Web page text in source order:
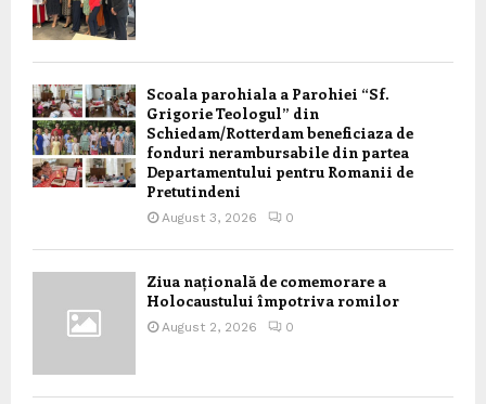
Scoala parohiala a Parohiei “Sf.
Grigorie Teologul” din
Schiedam/Rotterdam beneficiaza de
fonduri nerambursabile din partea
Departamentului pentru Romanii de
Pretutindeni
August 3, 2026 0
Ziua națională de comemorare a
Holocaustului împotriva romilor
August 2, 2026 0